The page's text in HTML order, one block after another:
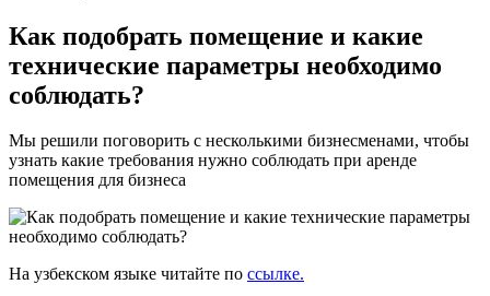
Как подобрать помещение и какие
технические параметры необходимо
соблюдать?
Мы решили поговорить с несколькими бизнесменами, чтобы
узнать какие требования нужно соблюдать при аренде
помещения для бизнеса
На узбекском языке читайте по ссылке.